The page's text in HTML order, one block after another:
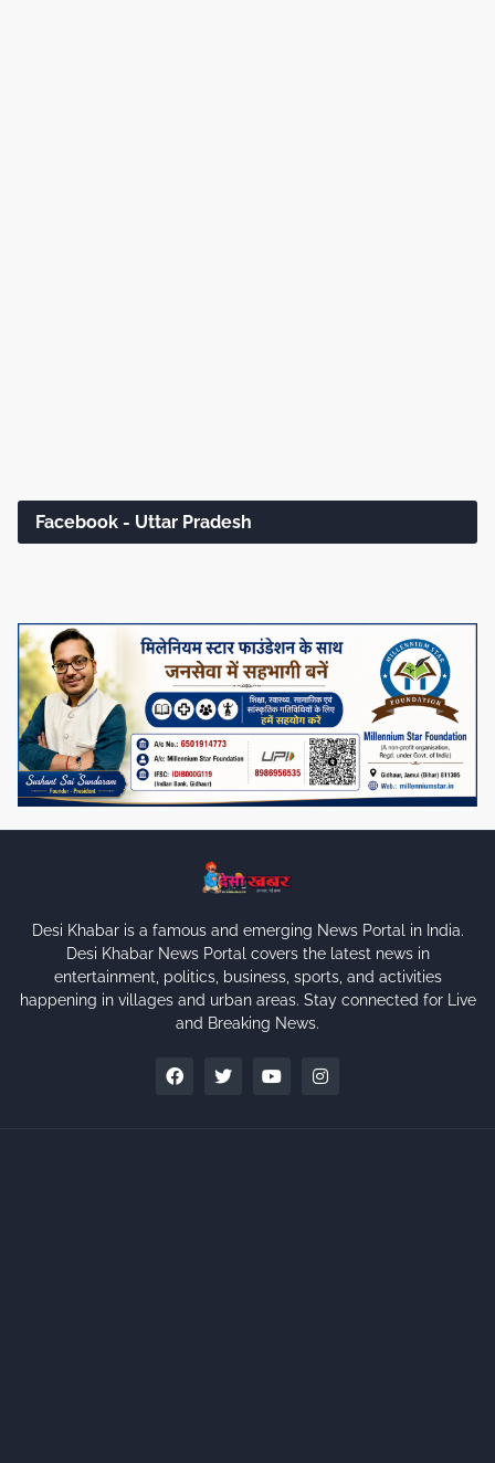
Facebook - Uttar Pradesh
Desi Khabar is a famous and emerging News Portal in India.
Desi Khabar News Portal covers the latest news in
entertainment, politics, business, sports, and activities
happening in villages and urban areas. Stay connected for Live
and Breaking News.